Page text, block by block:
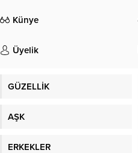
Künye
Üyelik
GÜZELLİK
AŞK
ERKEKLER